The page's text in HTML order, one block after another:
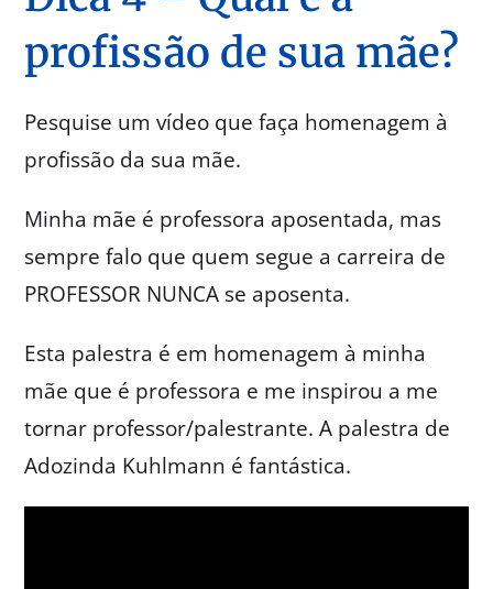
profissão de sua mãe?
Pesquise um vídeo que faça homenagem à
profissão da sua mãe.
Minha mãe é professora aposentada, mas
sempre falo que quem segue a carreira de
PROFESSOR NUNCA se aposenta.
Esta palestra é em homenagem à minha
mãe que é professora e me inspirou a me
tornar professor/palestrante. A palestra de
Adozinda Kuhlmann é fantástica.